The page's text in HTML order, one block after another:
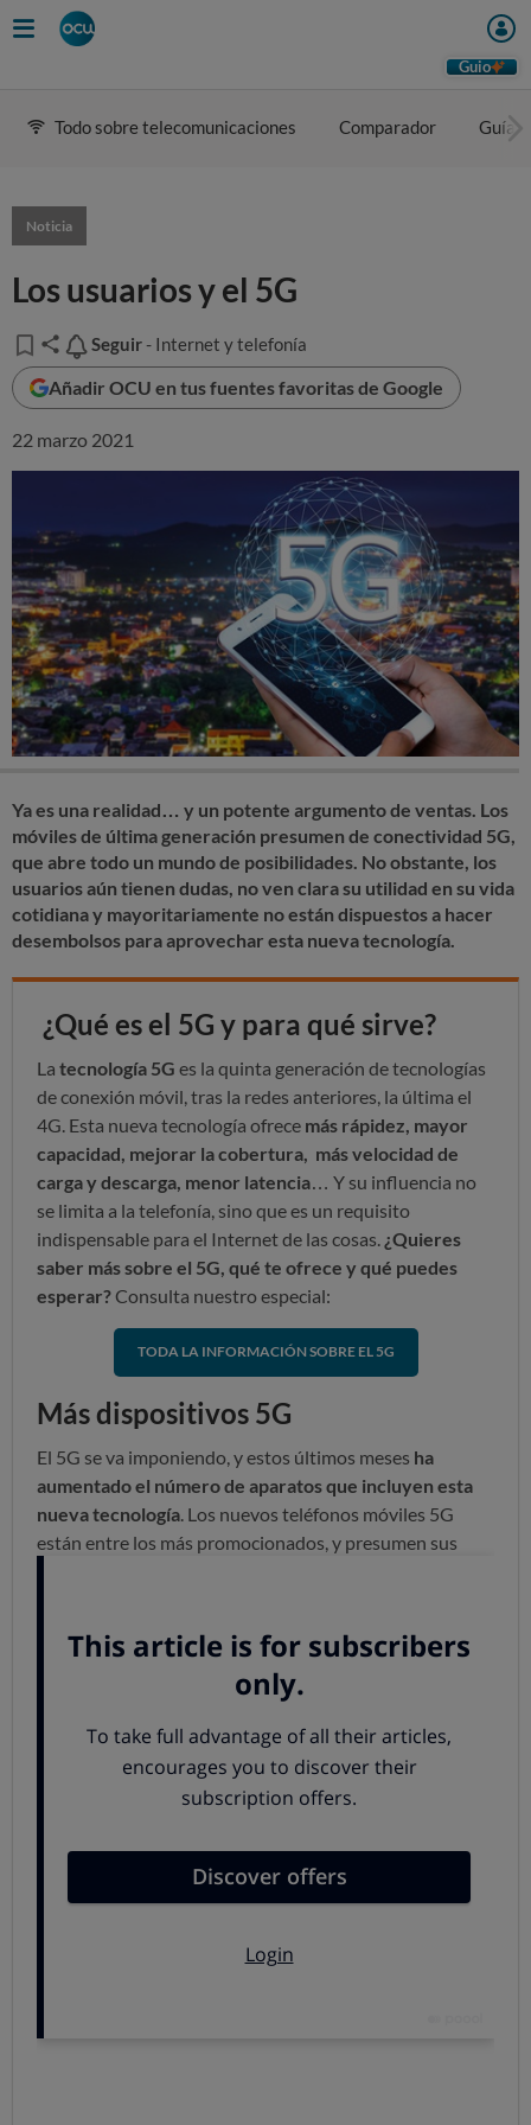
Guio
Todo sobre telecomunicaciones Comparador Guía
Noticia
Los usuarios y el 5G
Seguir
Seguir - Internet y telefonía
Añadir OCU en tus fuentes favoritas de Google
22 marzo 2021
Ya es una realidad… y un potente argumento de ventas. Los
móviles de última generación presumen de conectividad 5G,
que abre todo un mundo de posibilidades. No obstante, los
usuarios aún tienen dudas, no ven clara su utilidad en su vida
cotidiana y mayoritariamente no están dispuestos a hacer
desembolsos para aprovechar esta nueva tecnología.
¿Qué es el 5G y para qué sirve?
La tecnología 5G es la quinta generación de tecnologías
de conexión móvil, tras la redes anteriores, la última el
4G. Esta nueva tecnología ofrece más rápidez, mayor
capacidad, mejorar la cobertura, más velocidad de
carga y descarga, menor latencia … Y su influencia no
se limita a la telefonía, sino que es un requisito
indispensable para el Internet de las cosas. ¿Quieres
saber más sobre el 5G, qué te ofrece y qué puedes
esperar?Consulta nuestro especial:
TODA LA INFORMACIÓN SOBRE EL 5G
Más dispositivos 5G
El 5G se va imponiendo, y estos últimos meses ha
aumentado el número de aparatos que incluyen esta
nueva tecnología . Los nuevos teléfonos móviles 5G
están entre los más promocionados, y presumen sus
también empiezan a hacerse un hueco en el mercado
otros modelos de smartphone 5G
precio:
LOS MEJORES MÓVILES CON TECNOLOGÍA 5G
¿Qué opinan los usuarios sobre la
llegada del 5G a su vida?
representativa de los usuarios españoles varias